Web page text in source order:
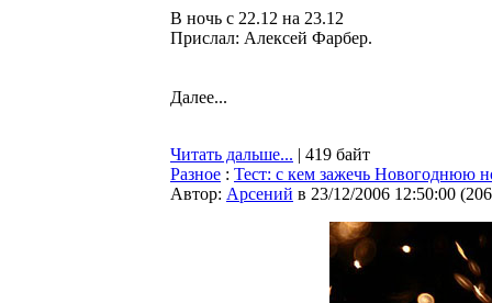
В ночь с 22.12 на 23.12
Прислал: Алексей Фарбер.
Далее...
Читать дальше... | 419 байт
Разное : Тест: c кем зажечь Новогоднюю
Автор: Арсений в 23/12/2006 12:50:00 (